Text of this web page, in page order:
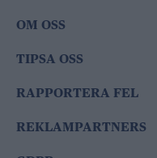
OM OSS
TIPSA OSS
RAPPORTERA FEL
REKLAMPARTNERS